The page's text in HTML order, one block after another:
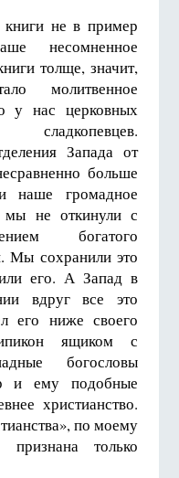
не в пример
несомненное
толще, значит,
молитвенное
у нас церковных
сладкопевцев.
Запада от
больше
наше громадное
не откинули с
богатого
Мы сохранили это
его. А Запад в
вдруг все это
его ниже своего
ящиком с
богословы
и ему подобные
христианство.
по моему
только